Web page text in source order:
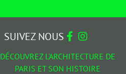
DÉCOUVREZ L'ARCHITECTURE DE
PARIS ET SON HISTOIRE
SUIVEZ NOUS